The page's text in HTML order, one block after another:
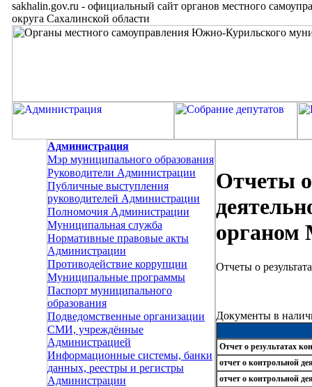
sakhalin.gov.ru - официальный сайт органов местного
округа Сахалинской области
Администрация
Мэр муниципального образования
Руководители Администрации
Публичные выступления
руководителей Администрации
Полномочия Администрации
Муниципальная служба
Нормативные правовые акты
Администрации
Противодействие коррупции
Муниципальные программы
Паспорт муниципального
образования
Подведомственные организации
СМИ, учреждённые
Администрацией
Информационные системы, банки
данных, реестры и регистры
Администрации
Отчеты о
Отчеты о
Документы в
Отчет о результатах
отчет о контрольной
отчет о контрольной